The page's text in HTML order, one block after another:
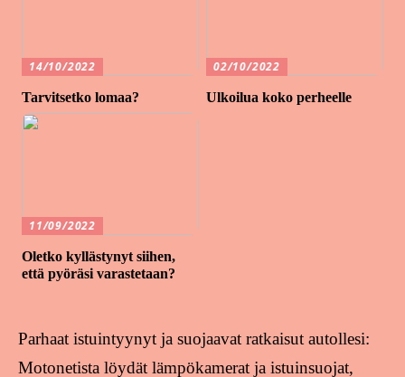
14/10/2022
Tarvitsetko lomaa?
02/10/2022
Ulkoilua koko perheelle
11/09/2022
Oletko kyllästynyt siihen,
että pyöräsi varastetaan?
Parhaat istuintyynyt ja suojaavat ratkaisut autollesi:
Motonetista löydät lämpökamerat ja istuinsuojat,